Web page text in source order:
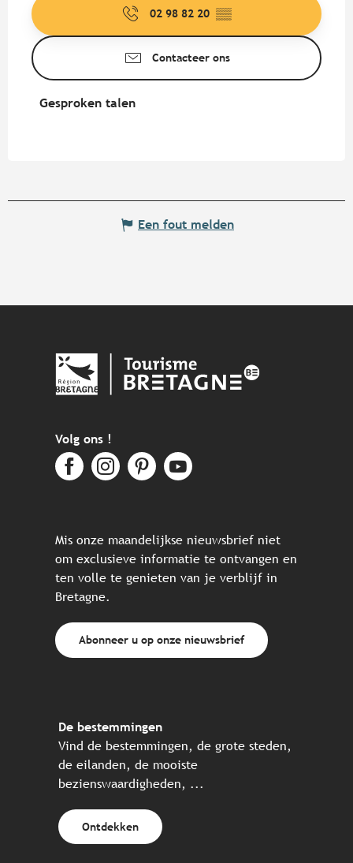
02 98 82 20 ▒▒
Contacteer ons
Gesproken talen
Gesproken talen
Een fout melden
Volg ons !
Mis onze maandelijkse nieuwsbrief niet
om exclusieve informatie te ontvangen en
ten volle te genieten van je verblijf in
Bretagne.
Abonneer u op onze nieuwsbrief
De bestemmingen
Vind de bestemmingen, de grote steden,
de eilanden, de mooiste
bezienswaardigheden, ...
Ontdekken